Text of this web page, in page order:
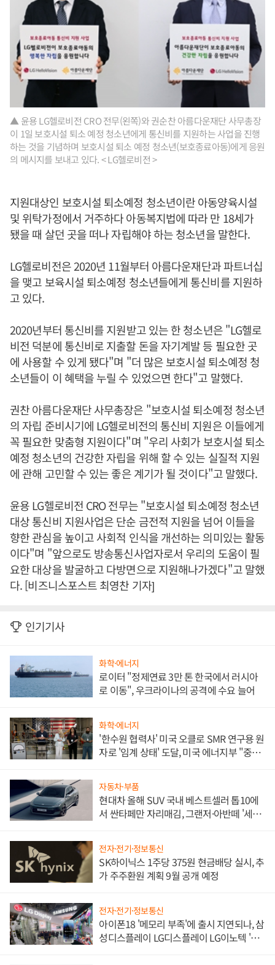
▲ 윤용 LG헬로비전 CRO 전무(왼쪽)와 권순찬 아름다운재단 사무총장
이 1일 보호시설 퇴소 예정 청소년에게 통신비를 지원하는 사업을 진행
하는 것을 기념하며 보호시설 퇴소 예정 청소년(보호종료아동)에게 응원
의 메시지를 보내고 있다. < LG헬로비전 >
지원대상인 보호시설 퇴소예정 청소년이란 아동양육시설
및 위탁가정에서 거주하다 아동복지법에 따라 만 18세가
됐을 때 살던 곳을 떠나 자립해야 하는 청소년을 말한다.
LG헬로비전은 2020년 11월부터 아름다운재단과 파트너십
을 맺고 보육시설 퇴소예정 청소년들에게 통신비를 지원하
고 있다.
2020년부터 통신비를 지원받고 있는 한 청소년은 "LG헬로
비전 덕분에 통신비로 지출할 돈을 자기계발 등 필요한 곳
에 사용할 수 있게 됐다"며 "더 많은 보호시설 퇴소예정 청
소년들이 이 혜택을 누릴 수 있었으면 한다"고 말했다.
권찬 아름다운재단 사무총장은 "보호시설 퇴소예정 청소년
의 자립 준비시기에 LG헬로비전의 통신비 지원은 이들에게
꼭 필요한 맞춤형 지원이다"며 "우리 사회가 보호시설 퇴소
예정 청소년의 건강한 자립을 위해 할 수 있는 실질적 지원
에 관해 고민할 수 있는 좋은 계기가 될 것이다"고 말했다.
윤용 LG헬로비전 CRO 전무는 "보호시설 퇴소예정 청소년
대상 통신비 지원사업은 단순 금전적 지원을 넘어 이들을
향한 관심을 높이고 사회적 인식을 개선하는 의미있는 활동
이다"며 "앞으로도 방송통신사업자로서 우리의 도움이 필
요한 대상을 발굴하고 다방면으로 지원해나가겠다"고 말했
다. [비즈니스포스트 최영찬 기자]
인기기사
화학·에너지
로이터 "정제연료 3만 톤 한국에서 러시아
로 이동", 우크라이나의 공격에 수요 늘어
화학·에너지
'한수원 협력사' 미국 오클로 SMR 연구용 원
자로 '임계 상태' 도달, 미국 에너지부 "중요
자동차·부품
현대차 올해 SUV 국내 베스트셀러 톱10에
서 싼타페만 자리매김, 그랜저·아반떼 '세단
전자·전기·정보통신
SK하이닉스 1주당 375원 현금배당 실시, 추
가 주주환원 계획 9월 공개 예정
전자·전기·정보통신
아이폰18 '메모리 부족'에 출시 지연되나, 삼
성디스플레이 LG디스플레이 LG이노텍 '탈